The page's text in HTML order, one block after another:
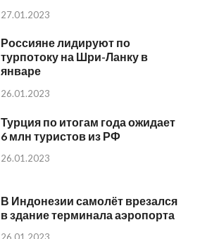
27.01.2023
Россияне лидируют по
турпотоку на Шри-Ланку в
январе
26.01.2023
Турция по итогам года ожидает
6 млн туристов из РФ
26.01.2023
В Индонезии самолёт врезался
в здание терминала аэропорта